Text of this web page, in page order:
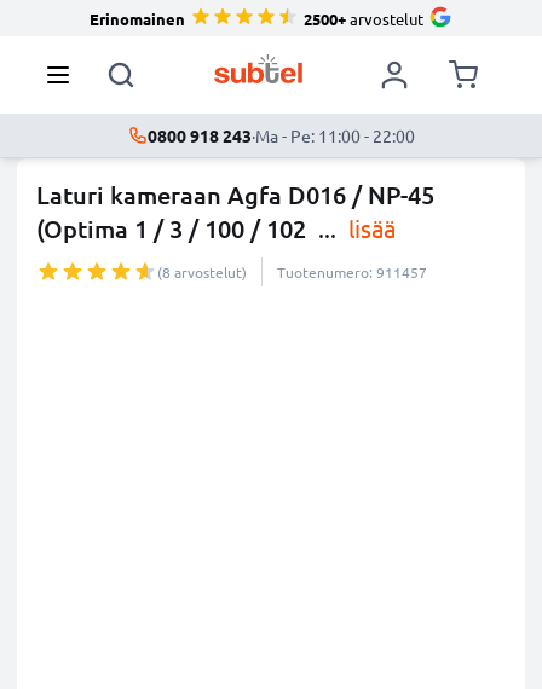
Erinomainen 2500+arvostelut
0800 918 243·Ma - Pe: 11:00 - 22:00
Laturi kameraan Agfa D016 / NP-45
(Optima 1 / 3 / 100 / 102 ... lisää
(8 arvostelut) Tuotenumero: 911457